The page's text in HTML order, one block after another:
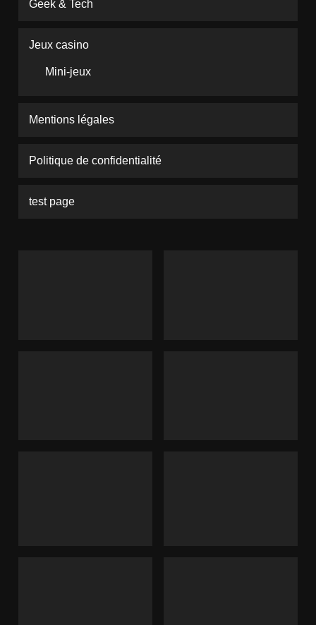
Geek & Tech
Jeux casino
Mini-jeux
Mentions légales
Politique de confidentialité
test page